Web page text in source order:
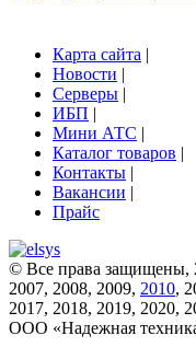
Карта сайта |
Новости |
Серверы |
ИБП |
Мини АТС |
Каталог товаров |
Контакты |
Вакансии |
Прайс
© Все права защищены,
2007, 2008, 2009, 2010,
2017, 2018, 2019, 2020,
ООО «Надежная